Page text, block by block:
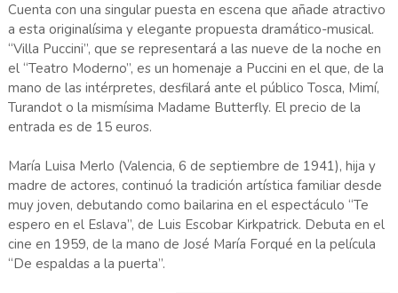
Cuenta con una singular puesta en escena que añade atractivo
a esta originalísima y elegante propuesta dramático-musical.
“Villa Puccini”, que se representará a las nueve de la noche en
el “Teatro Moderno”, es un homenaje a Puccini en el que, de la
mano de las intérpretes, desfilará ante el público Tosca, Mimí,
Turandot o la mismísima Madame Butterfly. El precio de la
entrada es de 15 euros.
María Luisa Merlo (Valencia, 6 de septiembre de 1941), hija y
madre de actores, continuó la tradición artística familiar desde
muy joven, debutando como bailarina en el espectáculo “Te
espero en el Eslava”, de Luis Escobar Kirkpatrick. Debuta en el
cine en 1959, de la mano de José María Forqué en la película
“De espaldas a la puerta”.